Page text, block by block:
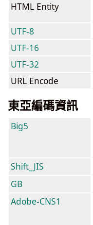
HTML Entity
UTF-8
UTF-16
UTF-32
URL Encode
東亞編碼資訊
Big5
Shift_JIS
GB
Adobe-CNS1